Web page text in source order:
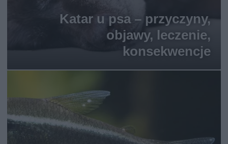
Katar u psa – przyczyny,
objawy, leczenie,
konsekwencje